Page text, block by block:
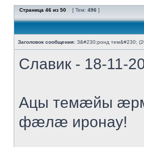
Страница 46 из 50 [ Тем: 496 ]
Заголовок сообщения: З&#230;ронд тем&#230;
Славик - 18-11-
Ацы темæйы
фæлæ иронау!